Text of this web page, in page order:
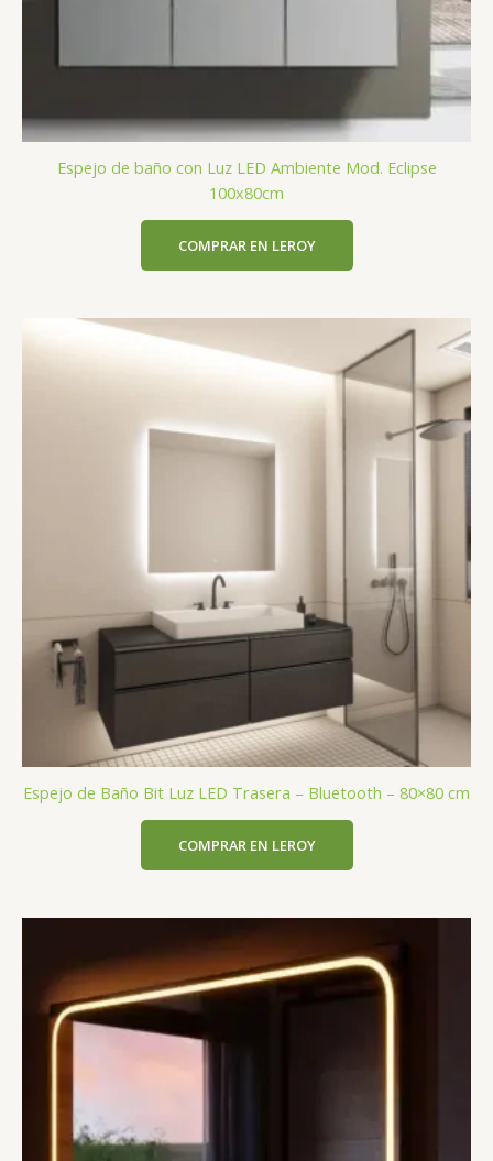
Espejo de baño con Luz LED Ambiente Mod. Eclipse
100x80cm
COMPRAR EN LEROY
Espejo de Baño Bit Luz LED Trasera – Bluetooth – 80×80 cm
COMPRAR EN LEROY